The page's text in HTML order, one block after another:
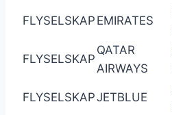
FLYSELSKAP EMIRATES
FLYSELSKAP
QATAR
AIRWAYS
FLYSELSKAPJETBLUE